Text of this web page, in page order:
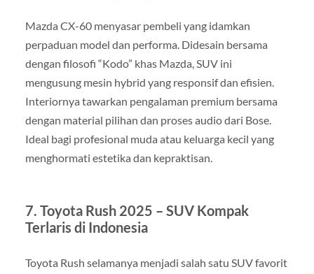
Mazda CX-60 menyasar pembeli yang idamkan
perpaduan model dan performa. Didesain bersama
dengan filosofi “Kodo” khas Mazda, SUV ini
mengusung mesin hybrid yang responsif dan efisien.
Interiornya tawarkan pengalaman premium bersama
dengan material pilihan dan proses audio dari Bose.
Ideal bagi profesional muda atau keluarga kecil yang
menghormati estetika dan kepraktisan.
7. Toyota Rush 2025 – SUV Kompak
Terlaris di Indonesia
Toyota Rush selamanya menjadi salah satu SUV favorit